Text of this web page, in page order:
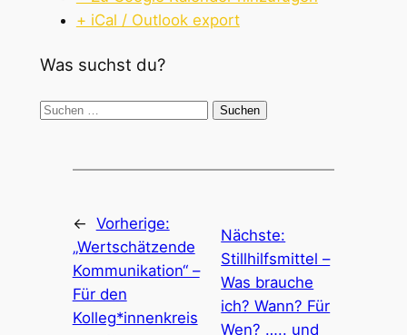
+ iCal / Outlook export
Was suchst du?
Suchen
← Vorherige:
„Wertschätzende
Kommunikation“ –
Für den
Kolleg*innenkreis
Nächste:
Stillhilfsmittel –
Was brauche
ich? Wann? Für
Wen? ….. und